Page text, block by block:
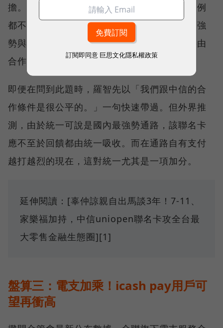
擔。由於每張通路聯名卡，背後回饋的分擔比例
都不同，有銀行業人士指出，主要會按照通路強
勢與否，有些是銀行承擔比較多，有些則主要由
合作通路吸收。
即便在問到此題時，羅智先以「我們跟中信的合
作條件是很公平的。」一句快速帶過。但外界推
測，由於統一可說是國內最強勢通路，該聯名卡
應不至於回饋都由統一吸收。而在通路自有支付
越打越烈的現在，這對統一尤其是一項加分。
延伸閱讀：[辜仲諒親自出馬談3年！7-11、
家樂福加持，中信uniopen聯名卡攻全台最
大零售金融生態圈][1]
盤算三：電支加乘！icash pay用戶可
望再衝高
訂閱即同意 巨思文化隱私權政策